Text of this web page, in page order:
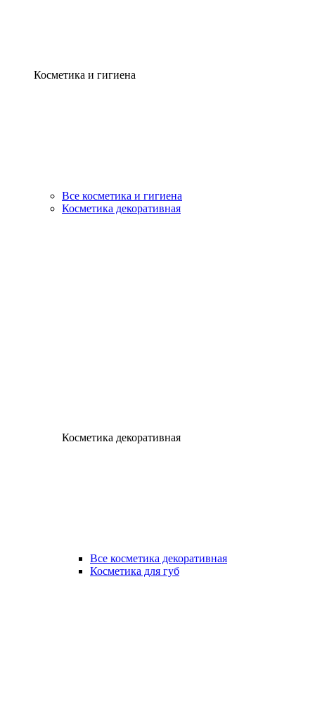
Косметика и гигиена
Все косметика и гигиена
Косметика декоративная
Косметика декоративная
Все косметика декоративная
Косметика для губ